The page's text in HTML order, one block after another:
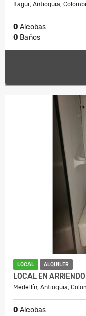
Itagui, Antioquia,
0 Alcobas
0 Baños
LOCAL ALQUILER
LOCAL EN
Medellín, Antioquia,
0 Alcobas